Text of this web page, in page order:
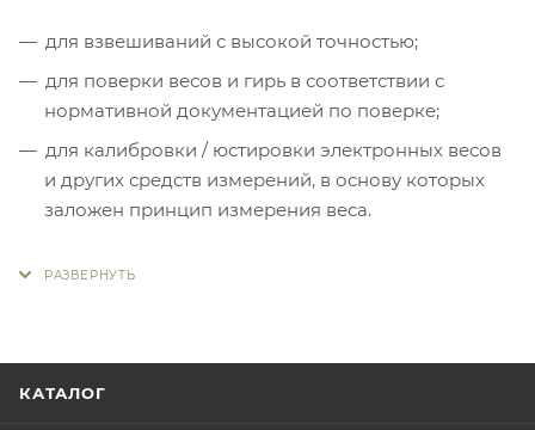
для взвешиваний с высокой точностью;
для поверки весов и гирь в соответствии с
нормативной документацией по поверке;
для калибровки / юстировки электронных весов
и других средств измерений, в основу которых
заложен принцип измерения веса.
КАТАЛОГ